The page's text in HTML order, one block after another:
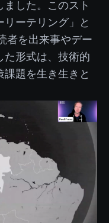
ました。このスト
ーテリング」と
者を出来事やデー
た形式は、技術的
題を生き生きと